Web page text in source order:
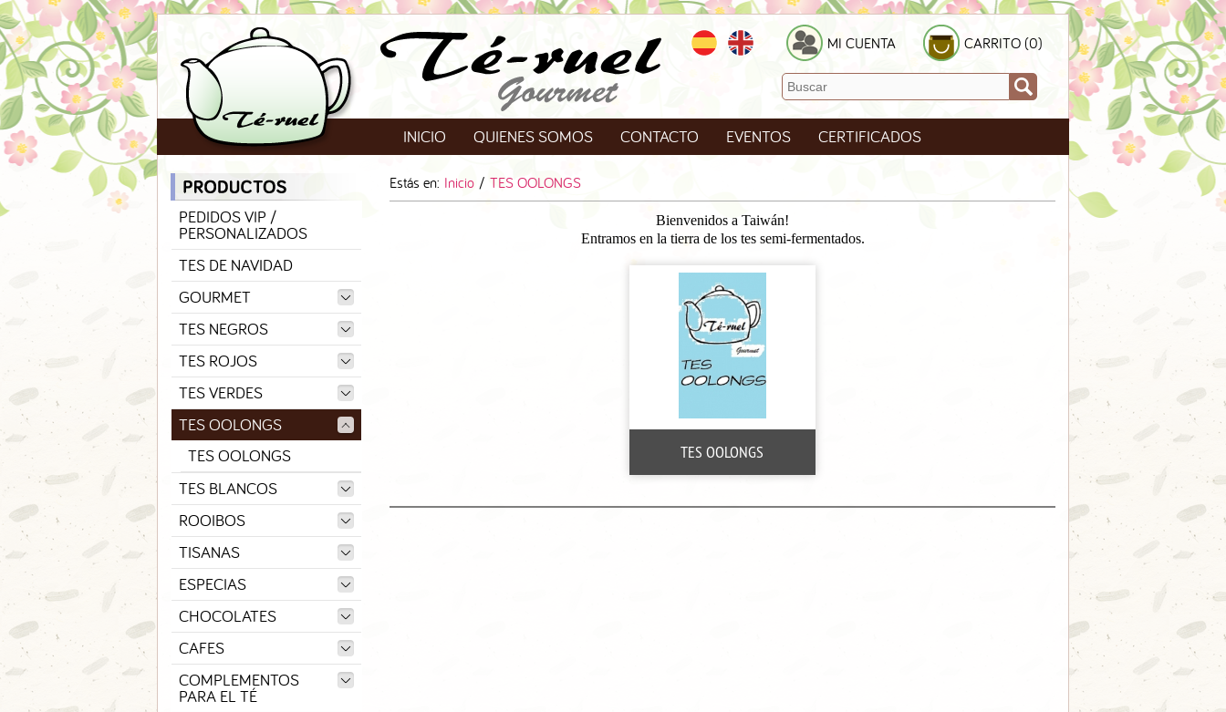
MI CUENTA CARRITO (0)
INICIO QUIENES SOMOS CONTACTO EVENTOS
CERTIFICADOS
TIENDA PROPIA
PEDIDOS VIP /
PERSONALIZADOS
TES DE NAVIDAD
GOURMET
TES NEGROS
TES ROJOS
TES VERDES
TES OOLONGS
TES OOLONGS
TES BLANCOS
ROOIBOS
TISANAS
ESPECIAS
CHOCOLATES
CAFES
COMPLEMENTOS
PARA EL TÉ
Estás en: Inicio / TES OOLONGS
Bienvenidos a Taiwán!
Entramos en la tierra de los tes semi-fermentados.
TES OOLONGS